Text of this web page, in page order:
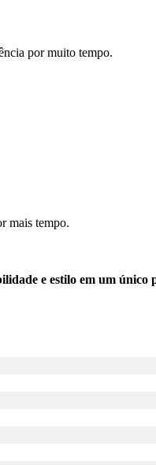
por muito tempo.
mais tempo.
e estilo em um único